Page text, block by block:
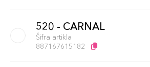
520 - CARNAL
Šifra artikla
887167615182